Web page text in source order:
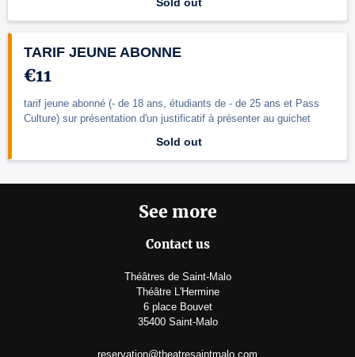
TARIF JEUNE ABONNE
€11
tarif jeune abonné (- de 18 ans, étudiants de - de 25 ans et Pass
Culture) sur présentation d'un justificatif à présenter au guichet
Sold out
See more
Contact us
Théâtres de Saint-Malo
Théâtre L'Hermine
6 place Bouvet
35400 Saint-Malo
reservation@theatresaintmalo.com